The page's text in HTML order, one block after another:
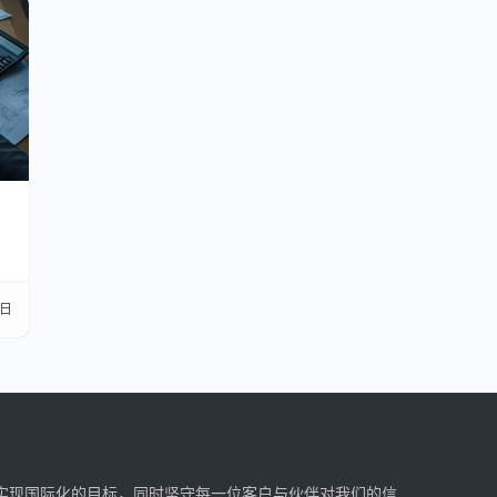
国际化的目标，同时坚守每一位客户与伙伴对我们的信